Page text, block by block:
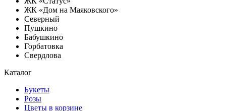
ЖК «Дом на Маяковского»
Северный
Пушкино
Бабушкино
Горбатовка
Свердлова
Каталог
Букеты
Розы
Цветы в корзине